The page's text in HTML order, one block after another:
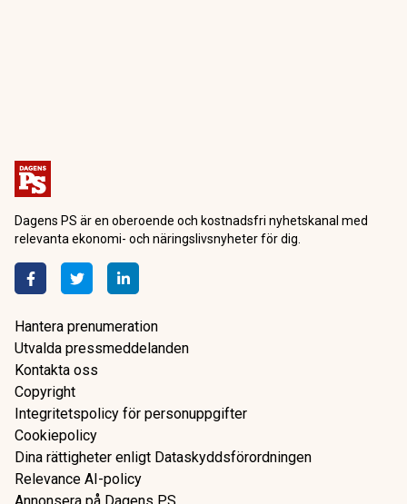
Dagens PS är en oberoende och kostnadsfri nyhetskanal med
relevanta ekonomi- och näringslivsnyheter för dig.
Hantera prenumeration
Utvalda pressmeddelanden
Kontakta oss
Copyright
Integritetspolicy för personuppgifter
Cookiepolicy
Dina rättigheter enligt Dataskyddsförordningen
Relevance AI-policy